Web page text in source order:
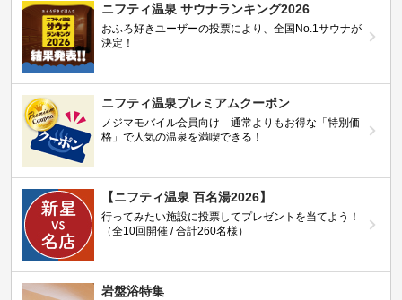
ニフティ温泉 サウナランキング2026
おふろ好きユーザーの投票により、全国No.1サウナが
決定！
ニフティ温泉プレミアムクーポン
ノジマモバイル会員向け 通常よりもお得な「特別価
格」で人気の温泉を満喫できる！
【ニフティ温泉 百名湯2026】
行ってみたい施設に投票してプレゼントを当てよう！
（全10回開催 / 合計260名様）
岩盤浴特集